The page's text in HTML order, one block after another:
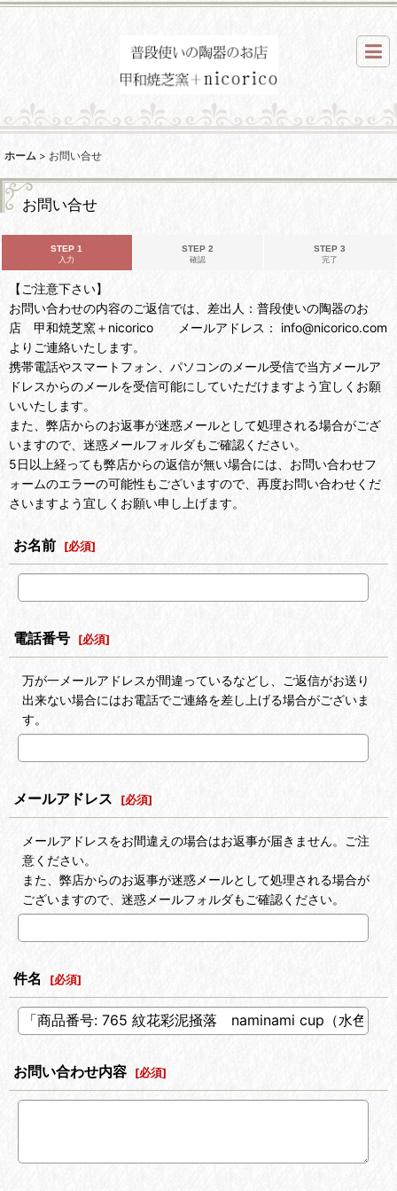
ホーム > お問い合せ
お問い合せ
STEP 1
入力
STEP 2
確認
STEP 3
完了
【ご注意下さい】
お問い合わせの内容のご返信では、差出人：普段使いの陶器のお
店 甲和焼芝窯＋nicorico メールアドレス： info@nicorico.com
よりご連絡いたします。
携帯電話やスマートフォン、パソコンのメール受信で当方メールア
ドレスからのメールを受信可能にしていただけますよう宜しくお願
いいたします。
また、弊店からのお返事が迷惑メールとして処理される場合がござ
いますので、迷惑メールフォルダもご確認ください。
5日以上経っても弊店からの返信が無い場合には、お問い合わせフ
ォームのエラーの可能性もございますので、再度お問い合わせくだ
さいますよう宜しくお願い申し上げます。
お名前 [必須]
電話番号 [必須]
万が一メールアドレスが間違っているなどし、ご返信がお送り
出来ない場合にはお電話でご連絡を差し上げる場合がございま
す。
メールアドレス [必須]
メールアドレスをお間違えの場合はお返事が届きません。ご注
意ください。
また、弊店からのお返事が迷惑メールとして処理される場合が
ございますので、迷惑メールフォルダもご確認ください。
件名 [必須]
お問い合わせ内容 [必須]